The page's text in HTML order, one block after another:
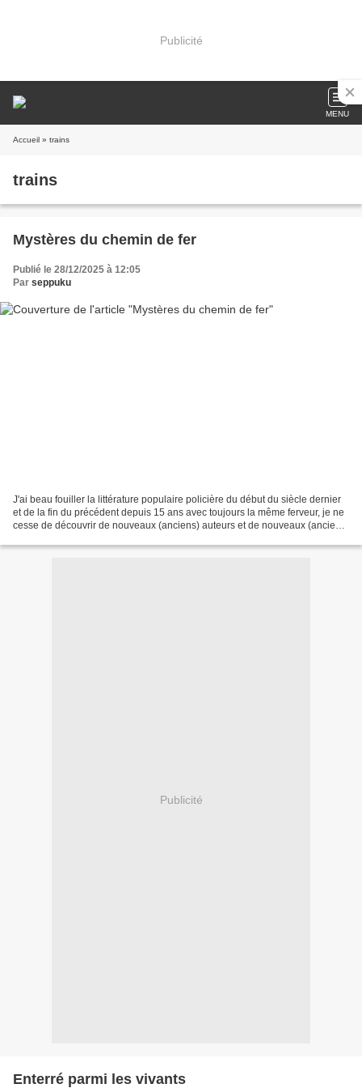
Publicité
MENU
Accueil » trains
trains
Mystères du chemin de fer
Publié le 28/12/2025 à 12:05
Par seppuku
J'ai beau fouiller la littérature populaire policière du début du siècle dernier
et de la fin du précédent depuis 15 ans avec toujours la même ferveur, je ne
cesse de découvrir de nouveaux (anciens) auteurs et de nouveaux (anciens)
Publicité
Enterré parmi les vivants